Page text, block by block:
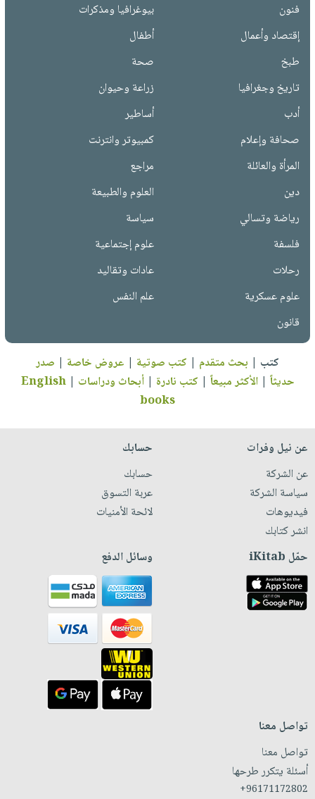
فنون
بيوغرافيا ومذكرات
إقتصاد وأعمال
أطفال
طبخ
صحة
تاريخ وجغرافيا
زراعة وحيوان
أدب
أساطير
صحافة وإعلام
كمبيوتر وانترنت
المرأة والعائلة
مراجع
دين
العلوم والطبيعة
رياضة وتسالي
سياسة
فلسفة
علوم إجتماعية
رحلات
عادات وتقاليد
علوم عسكرية
علم النفس
قانون
كتب | بحث متقدم | كتب صوتية | عروض خاصة | صدر
حديثاً |الأكثر مبيعاً | كتب نادرة |أبحاث ودراسات |
English
books
عن نيل وفرات
عن الشركة
سياسة الشركة
فيديوهات
انشر كتابك
حسابك
حسابك
عربة التسوق
لائحة الأمنيات
حمّل iKitab وسائل الدفع
تواصل معنا
تواصل معنا
أسئلة يتكرر طرحها
+96171172802